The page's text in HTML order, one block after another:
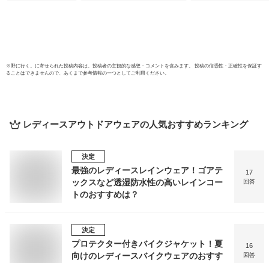
※野に行く。 に寄せられた投稿内容は、投稿者の主観的な感想・コメントを含みます。 投稿の信憑性・正確性を保証す
ることはできませんので、あくまで参考情報の一つとしてご利用ください。
レディースアウトドアウェアの人気おすすめランキング
決定
最強のレディースレインウェア！ゴアテ
ックスなど透湿防水性の高いレインコー
トのおすすめは？
17
回答
決定
プロテクター付きバイクジャケット！夏
向けのレディースバイクウェアのおすす
16
回答